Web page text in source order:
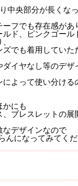
中央部分が長くな
フでも存在感があ
ド、ピンクゴール
でも着用していた
ダイヤなし等のデザ
よって使い分ける
かにも
ブレスレットの展
なデザインなので
んになってみてく